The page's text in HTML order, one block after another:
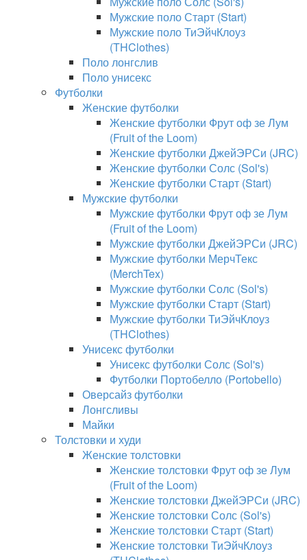
Мужские поло Старт (Start)
Мужские поло ТиЭйчКлоуз
(THClothes)
Поло лонгслив
Поло унисекс
Футболки
Женские футболки
Женские футболки Фрут оф зе Лум
(Fruit of the Loom)
Женские футболки ДжейЭРСи (JRC)
Женские футболки Солс (Sol's)
Женские футболки Старт (Start)
Мужские футболки
Мужские футболки Фрут оф зе Лум
(Fruit of the Loom)
Мужские футболки ДжейЭРСи (JRC)
Мужские футболки МерчТекс
(MerchTex)
Мужские футболки Солс (Sol's)
Мужские футболки Старт (Start)
Мужские футболки ТиЭйчКлоуз
(THClothes)
Унисекс футболки
Унисекс футболки Солс (Sol's)
Футболки Портобелло (Portobello)
Оверсайз футболки
Лонгсливы
Майки
Толстовки и худи
Женские толстовки
Женские толстовки Фрут оф зе Лум
(Fruit of the Loom)
Женские толстовки ДжейЭРСи (JRC)
Женские толстовки Солс (Sol's)
Женские толстовки Старт (Start)
Женские толстовки ТиЭйчКлоуз